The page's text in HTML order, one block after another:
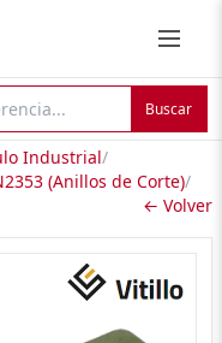
Buscar
Industrial/
(Anillos de Corte)/
← Volver